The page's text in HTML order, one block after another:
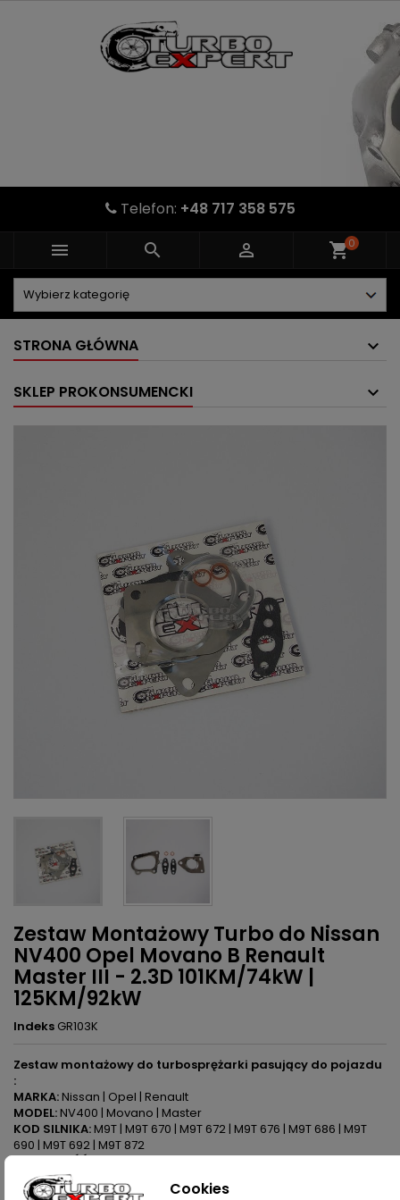
Telefon: +48 717 358 575
   shopping_cart0
STRONA GŁÓWNA
SKLEP PROKONSUMENCKI
Zestaw Montażowy Turbo do Nissan
NV400 Opel Movano B Renault
Master III - 2.3D 101KM/74kW |
125KM/92kW
Indeks GR103K
Zestaw montażowy do turbosprężarki pasujący do pojazdu
:
MARKA:Nissan | Opel | Renault
MODEL:NV400 | Movano | Master
KOD SILNIKA:M9T | M9T 670 | M9T 672 | M9T 676 | M9T 686 | M9T
690 | M9T 692 | M9T 872
POJEMNOŚĆ:2298ccm 2.3 DCI | CDTI
MOC:101KM/74kW | 125KM/92kW
Cookies